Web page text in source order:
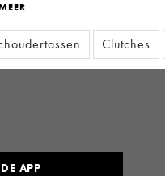
Clutches
APP